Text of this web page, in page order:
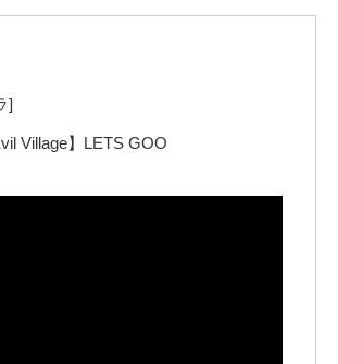
]
Village】LETS GOO